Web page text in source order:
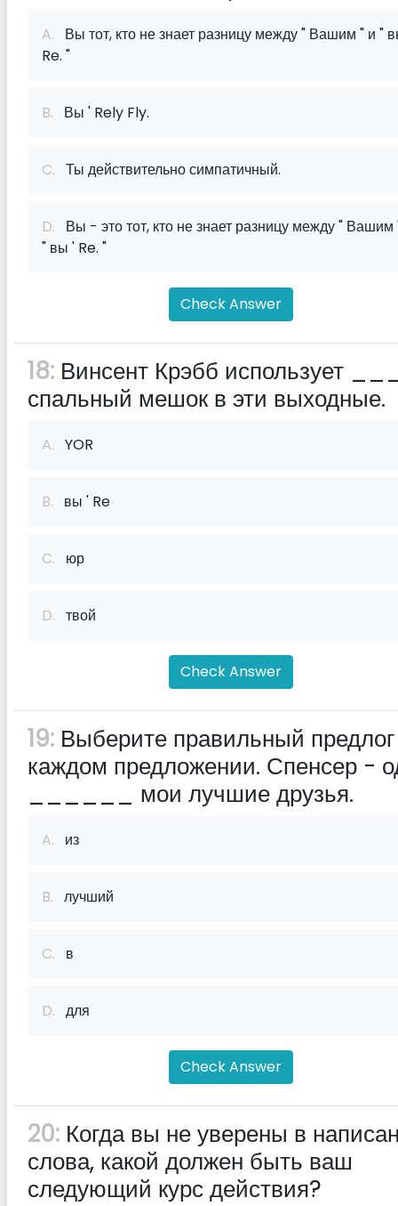
A. Вы тот, кто не знает разницу между " Вашим " и "
Re. "
B. Вы ' Rely Fly.
C. Ты действительно симпатичный.
D. Вы - это тот, кто не знает разницу между " Вашим
" вы ' Re. "
Check Answer
18: Винсент Крэбб использует
спальный мешок в эти выходные.
A. YOR
B. вы ' Re
C. юр
D. твой
Check Answer
19: Выберите правильный
каждом предложении. Спенсер -
______ мои лучшие друзья.
A. из
B. лучший
C. в
D. для
Check Answer
20: Когда вы не уверены в
слова, какой должен быть ваш
следующий курс действия?